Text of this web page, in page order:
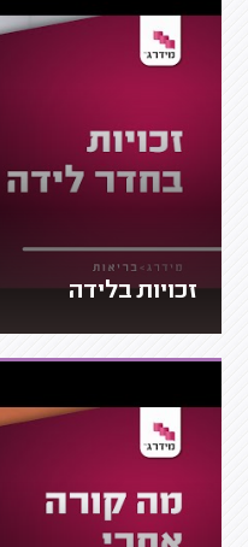
זכויות בלידה